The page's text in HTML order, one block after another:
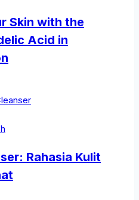
Skin with the
Acid in
Rahasia Kulit